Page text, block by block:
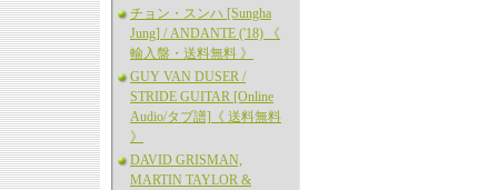
チョン・スンハ [Sungha
Jung] / ANDANTE ('18) 《
輸入盤・送料無料 》
GUY VAN DUSER /
STRIDE GUITAR [Online
Audio/タブ譜]《 送料無料
》
DAVID GRISMAN,
MARTIN TAYLOR &